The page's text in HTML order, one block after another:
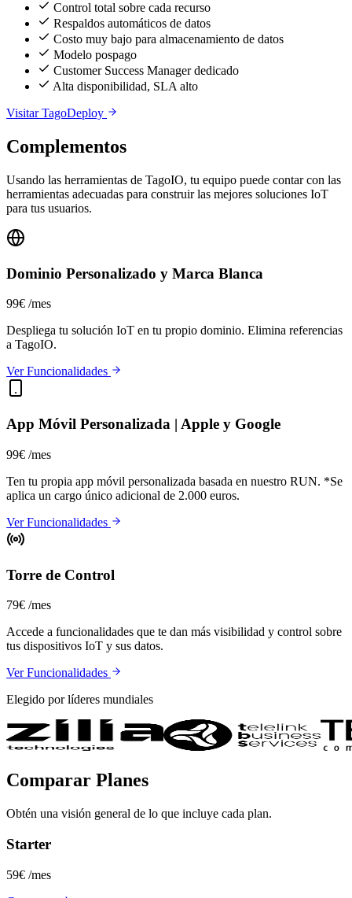
Control total sobre cada recurso
Respaldos automáticos de datos
Costo muy bajo para almacenamiento de datos
Modelo pospago
Customer Success Manager dedicado
Alta disponibilidad, SLA alto
Visitar TagoDeploy
Complementos
Usando las herramientas de TagoIO, tu equipo puede contar con las
herramientas adecuadas para construir las mejores soluciones IoT
para tus usuarios.
Dominio Personalizado y Marca Blanca
99€ /mes
Despliega tu solución IoT en tu propio dominio. Elimina referencias
a TagoIO.
Ver Funcionalidades
App Móvil Personalizada | Apple y Google
99€ /mes
Ten tu propia app móvil personalizada basada en nuestro RUN. *Se
aplica un cargo único adicional de 2.000 euros.
Ver Funcionalidades
Torre de Control
79€ /mes
Accede a funcionalidades que te dan más visibilidad y control sobre
tus dispositivos IoT y sus datos.
Ver Funcionalidades
Elegido por líderes mundiales
Comparar Planes
Obtén una visión general de lo que incluye cada plan.
Starter
59€ /mes